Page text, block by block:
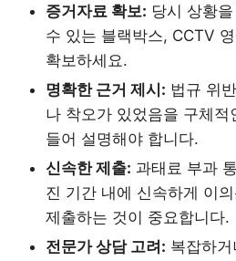
증거자료 확보: 당시 상황
수 있는 블랙박스, CCTV
확보하세요.
명확한 근거 제시: 법규 위
나 착오가 있었음을 구체적
들어 설명해야 합니다.
신속한 제출: 과태료 부과
진 기간 내에 신속하게 이
제출하는 것이 중요합니다.
전문가 상담 고려: 복잡하